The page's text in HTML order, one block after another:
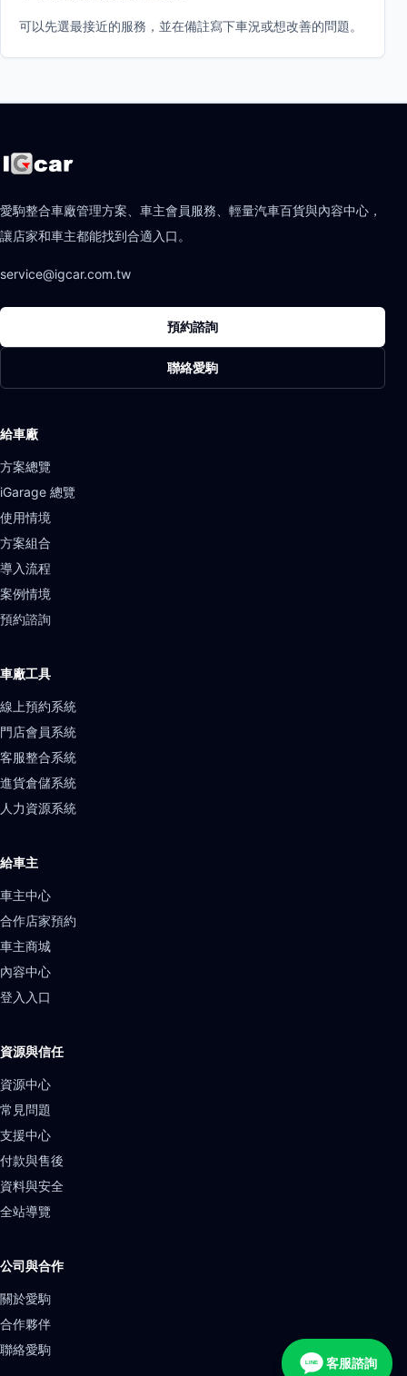
可以先選最接近的服務，並在備註寫下車況或想改善的問題。
愛駒整合車廠管理方案、車主會員服務、輕量汽車百貨與內容中心，
讓店家和車主都能找到合適入口。
service@igcar.com.tw
預約諮詢
聯絡愛駒
給車廠
方案總覽
iGarage 總覽
使用情境
方案組合
導入流程
案例情境
預約諮詢
車廠工具
線上預約系統
門店會員系統
客服整合系統
進貨倉儲系統
人力資源系統
給車主
車主中心
合作店家預約
車主商城
內容中心
登入入口
資源與信任
資源中心
常見問題
支援中心
付款與售後
資料與安全
全站導覽
公司與合作
關於愛駒
合作夥伴
聯絡愛駒
LINE 客服諮詢